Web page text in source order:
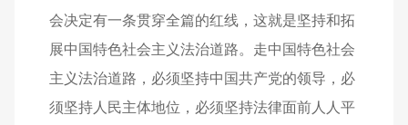
会决定有一条贯穿全篇的红线，这就是坚持和拓
展中国特色社会主义法治道路。走中国特色社会
主义法治道路，必须坚持中国共产党的领导，必
须坚持人民主体地位，必须坚持法律面前人人平